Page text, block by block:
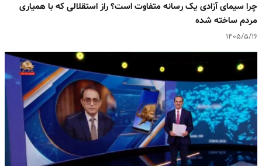
چرا سیمای آزادی یک رسانه متفاوت است؟ راز استقلالی که با همیاری
مردم ساخته شده
۱۴۰۵/۵/۱۶